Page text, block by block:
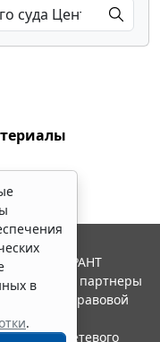
в
.
ГАРАНТ
и ее партнеры
правовой
сетевого